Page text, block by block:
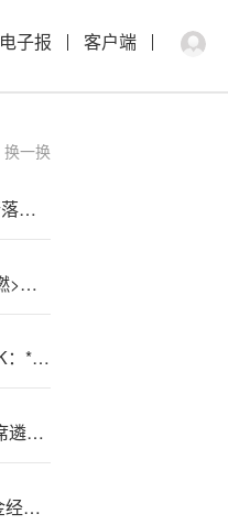
电子报 客户端
换一换
全?国首笔！招商银行青岛分行落地首笔数字人民币关税代扣业务
秦!川物联成功承办2025中国<燃>气运营与安全研讨会
通信?设备行业上市公司董秘PK：*ST精伦张万宏薪酬行业最低，为17.33万元
哈‘西’特据悉正‘领’跑美联储主席遴选！市场热议：鲍威尔一走 降息50基点起跳？
视:频|网友怒怼德邦基金把“基金经理打游戏”当素材